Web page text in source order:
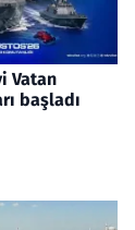
Vatan
başladı